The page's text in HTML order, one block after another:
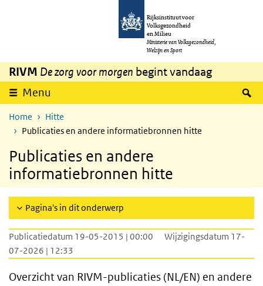
Overslaan en naar de inhoud gaan
Rijksinstituut voor
Volksgezondheid
en Milieu
Ministerie van Volksgezondheid,
Welzijn en Sport
RIVM De zorg voor morgen begint vandaag
Menu
Home
Hitte
Publicaties en andere informatiebronnen hitte
Publicaties en andere
informatiebronnen hitte
Pagina's in dit onderwerp
Publicatiedatum 19-05-2015 | 00:00
Wijzigingsdatum 17-
07-2026 | 12:33
Overzicht van RIVM-publicaties (NL/EN) en andere